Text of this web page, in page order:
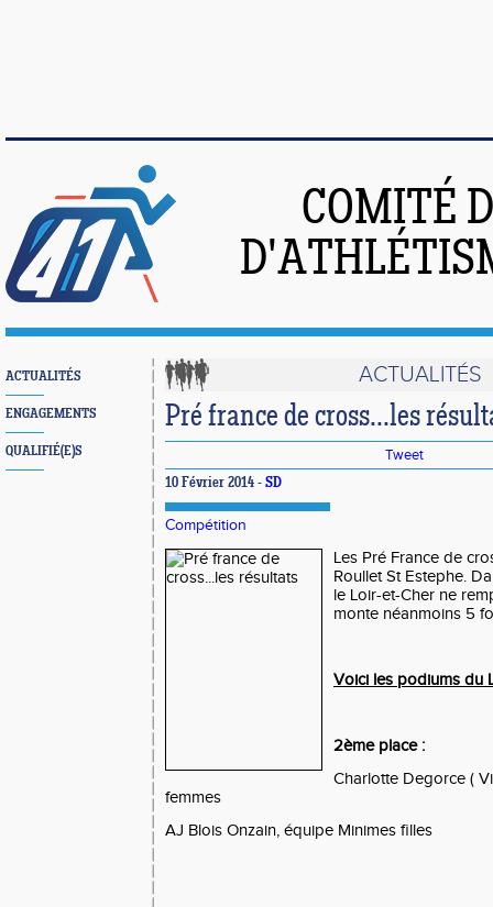
COMITÉ
ACTUALITÉS
ENGAGEMENTS
QUALIFIÉ(E)S
ACTUALITÉS
Pré france de cross...les
Tweet
10 Février 2014 - SD
Compétition
Les Pré France de
Roullet St Estephe.
le Loir-et-Cher ne
monte néanmoins 5
Voici les podiums du
2ème place :
Charlotte Degorce (
femmes
AJ Blois Onzain, équipe Minimes filles